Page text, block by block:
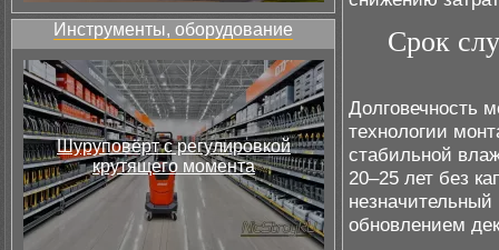
Инструменты, оборудование
Шуруповёрт с регулировкой
крутящего момента
Срок
Долговечность
технологии
стабильной
20–25 лет без
обновлением